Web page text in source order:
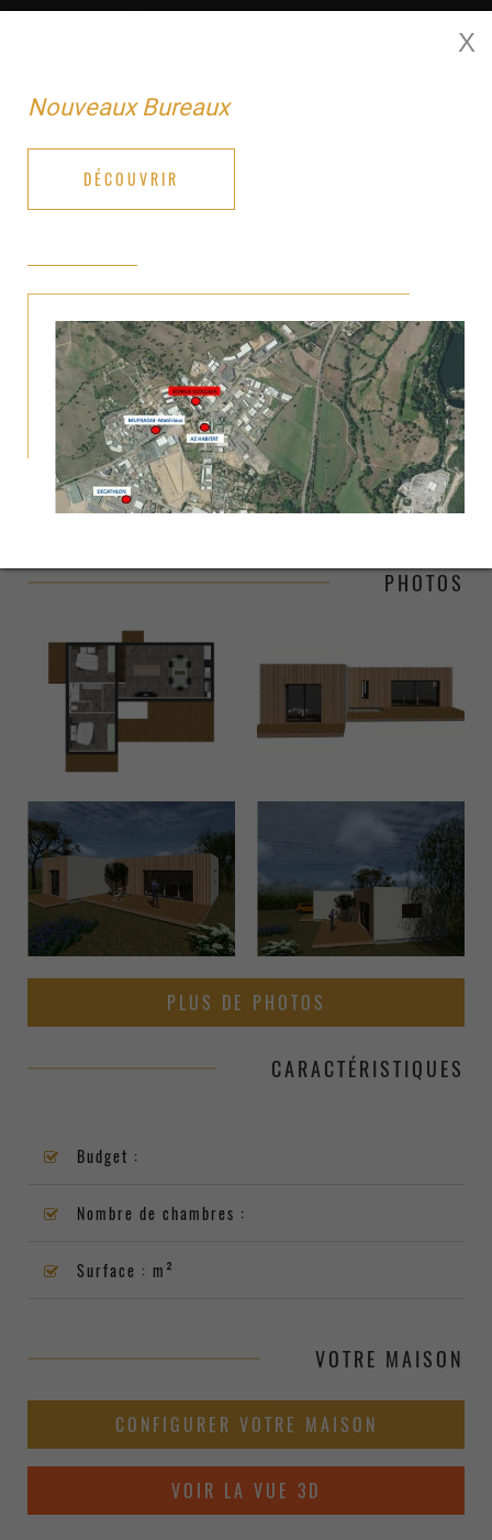
X
Nouveaux Bureaux
DÉCOUVRIR
T3 - 72
PHOTOS
PLUS DE PHOTOS
CARACTÉRISTIQUES
Budget :
Nombre de chambres :
Surface : m²
VOTRE MAISON
CONFIGURER VOTRE MAISON
VOIR LA VUE 3D